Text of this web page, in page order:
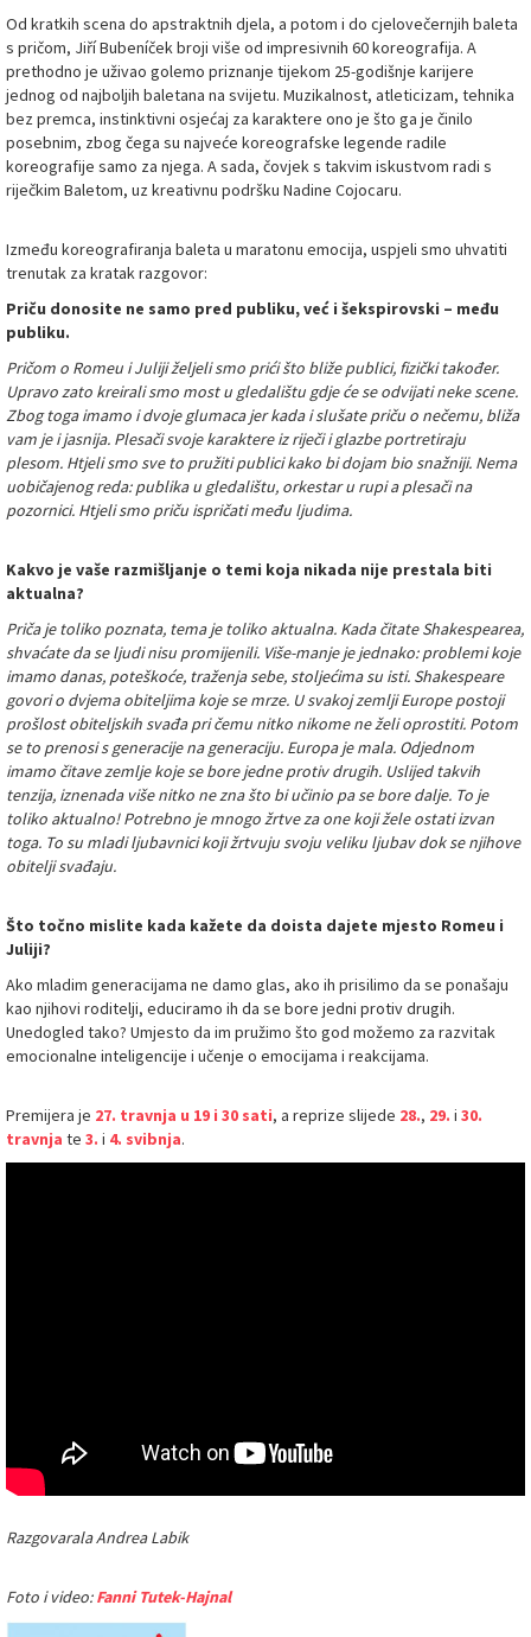
Od kratkih scena do apstraktnih djela, a potom i do cjelovečernjih baleta
s pričom, Jiří Bubeníček broji više od impresivnih 60 koreografija. A
prethodno je uživao golemo priznanje tijekom 25-godišnje karijere
jednog od najboljih baletana na svijetu. Muzikalnost, atleticizam, tehnika
bez premca, instinktivni osjećaj za karaktere ono je što ga je činilo
posebnim, zbog čega su najveće koreografske legende radile
koreografije samo za njega. A sada, čovjek s takvim iskustvom radi s
riječkim Baletom, uz kreativnu podršku Nadine Cojocaru.
Između koreografiranja baleta u maratonu emocija, uspjeli smo uhvatiti
trenutak za kratak razgovor:
Priču donosite ne samo pred publiku, već i šekspirovski – među
publiku.
Pričom o Romeu i Juliji željeli smo prići što bliže publici, fizički također.
Upravo zato kreirali smo most u gledalištu gdje će se odvijati neke scene.
Zbog toga imamo i dvoje glumaca jer kada i slušate priču o nečemu, bliža
vam je i jasnija. Plesači svoje karaktere iz riječi i glazbe portretiraju
plesom. Htjeli smo sve to pružiti publici kako bi dojam bio snažniji. Nema
uobičajenog reda: publika u gledalištu, orkestar u rupi a plesači na
pozornici. Htjeli smo priču ispričati među ljudima.
Kakvo je vaše razmišljanje o temi koja nikada nije prestala biti
aktualna?
Priča je toliko poznata, tema je toliko aktualna. Kada čitate Shakespearea,
shvaćate da se ljudi nisu promijenili. Više-manje je jednako: problemi koje
imamo danas, poteškoće, traženja sebe, stoljećima su isti. Shakespeare
govori o dvjema obiteljima koje se mrze. U svakoj zemlji Europe postoji
prošlost obiteljskih svađa pri čemu nitko nikome ne želi oprostiti. Potom
se to prenosi s generacije na generaciju. Europa je mala. Odjednom
imamo čitave zemlje koje se bore jedne protiv drugih. Uslijed takvih
tenzija, iznenada više nitko ne zna što bi učinio pa se bore dalje. To je
toliko aktualno! Potrebno je mnogo žrtve za one koji žele ostati izvan
toga. To su mladi ljubavnici koji žrtvuju svoju veliku ljubav dok se njihove
obitelji svađaju.
Što točno mislite kada kažete da doista dajete mjesto Romeu i
Juliji?
Ako mladim generacijama ne damo glas, ako ih prisilimo da se ponašaju
kao njihovi roditelji, educiramo ih da se bore jedni protiv drugih.
Unedogled tako? Umjesto da im pružimo što god možemo za razvitak
emocionalne inteligencije i učenje o emocijama i reakcijama.
Premijera je 27. travnja u 19 i 30 sati, a reprize slijede 28., 29. i 30.
travnja te 3. i 4. svibnja.
Razgovarala Andrea Labik
Foto i video:Fanni Tutek-Hajnal